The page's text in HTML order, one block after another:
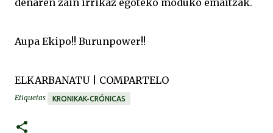
Aupa Ekipo!! Burunpower!!
ELKARBANATU | COMPARTELO
Etiquetas KRONIKAK-CRÓNICAS